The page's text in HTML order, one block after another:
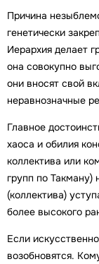
Причина
генетически
Иерархия делает
она совокупно
они вносят свой
неравнозначные
Главное
хаоса и обилия
коллектива или
групп по Такману)
(коллектива)
более высокого
Если
возобновятся.